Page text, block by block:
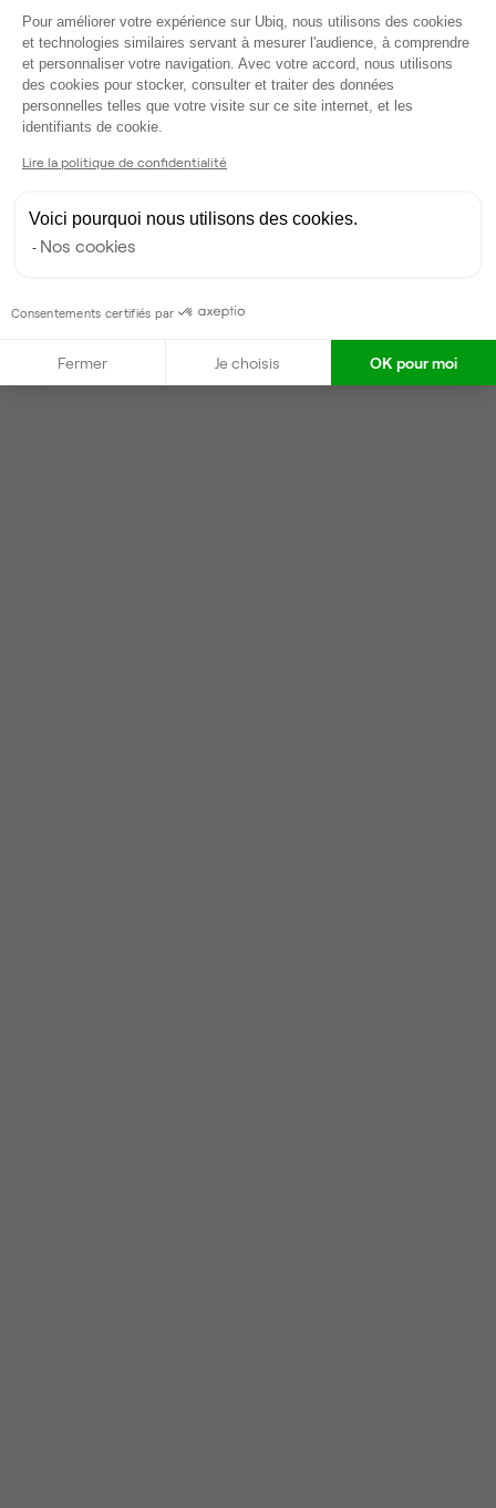
Voir tout
Gestionnaire de l'espace
Partenaire depuis 2018
Répond dans la journée
Taux de réponse : 30%
Plateforme de Gestion du
Pour améliorer votre expérience sur Ubiq, nous utilisons des cookies
et technologies similaires servant à mesurer l'audience, à comprendre
et personnaliser votre navigation. Avec votre accord, nous utilisons
des cookies pour stocker, consulter et traiter des données
personnelles telles que votre visite sur ce site internet, et les
identifiants de cookie.
Lire la politique de confidentialité
Voici pourquoi nous utilisons des cookies.
Nos cookies
Consentements certifiés par
Fermer Je choisis OK pour moi